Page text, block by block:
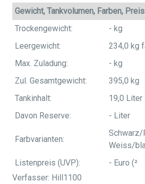
Gewicht, Tankvolumen, Farben,
Trockengewicht:
- kg
Leergewicht:
234,0 kg
Max. Zuladung:
- kg
Zul. Gesamtgewicht:
395,0 kg
Tankinhalt:
19,0 Liter
Davon Reserve:
- Liter
Farbvarianten:
Schwarz/
Weiss/
Listenpreis (UVP):
- Euro (²
Verfasser: Hill1100